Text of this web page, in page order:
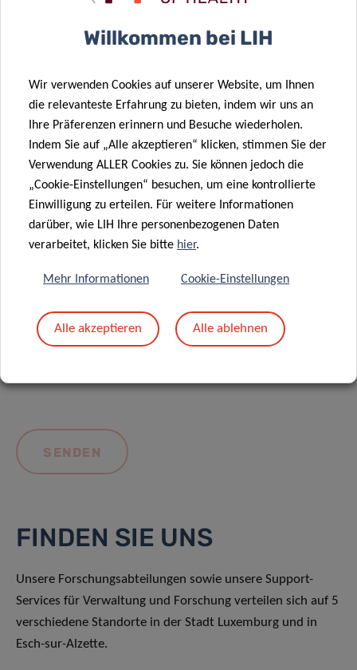
Nachricht
Mit dem Absenden Ihrer Nachricht erklären Sie
sich einverstanden mit
die LIH-
FINDEN SIE UNS
Unsere Forschungsabteilungen sowie unsere Support-
Services für Verwaltung und Forschung verteilen sich auf 5
verschiedene Standorte in der Stadt Luxemburg und in
Esch-sur-Alzette.
Willkommen bei LIH
Wir verwenden Cookies auf unserer Website, um Ihnen
die relevanteste Erfahrung zu bieten, indem wir uns an
Ihre Präferenzen erinnern und Besuche wiederholen.
Indem Sie auf „Alle akzeptieren“ klicken, stimmen Sie der
Verwendung ALLER Cookies zu. Sie können jedoch die
„Cookie-Einstellungen“ besuchen, um eine kontrollierte
Einwilligung zu erteilen. Für weitere Informationen
darüber, wie LIH Ihre personenbezogenen Daten
verarbeitet, klicken Sie bitte hier.
Mehr Informationen Cookie-Einstellungen
Alle akzeptieren Alle ablehnen